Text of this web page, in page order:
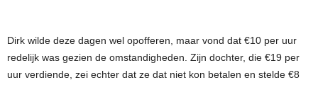
Dirk wilde deze dagen wel opofferen, maar vond dat €10 per uur
redelijk was gezien de omstandigheden. Zijn dochter, die €19 per
uur verdiende, zei echter dat ze dat niet kon betalen en stelde €8